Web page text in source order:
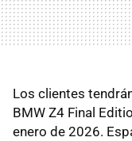
Los clientes
BMW Z4 Final
enero de 2026.